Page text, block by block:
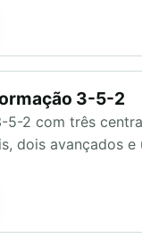
3-5-2
5-2 com três
dois avançados e